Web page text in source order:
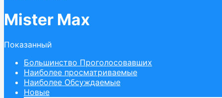
Mister Max
Показанный
Большинство Проголосовавших
Наиболее просматриваемые
Наиболее Обсуждаемые
Новые